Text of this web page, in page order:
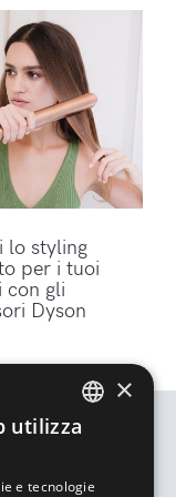
lo styling
per i tuoi
con gli
Dyson
×
utilizza
e tecnologie